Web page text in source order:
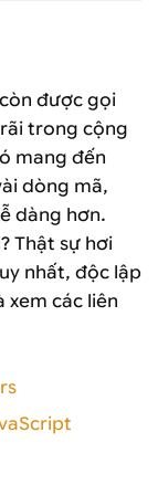
được gọi
trong cộng
mang đến
dòng mã,
dàng hơn.
Thật sự hơi
nhất, độc lập
xem các liên